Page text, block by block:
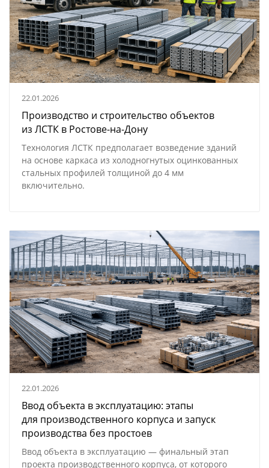
22.01.2026
Производство и строительство объектов
из ЛСТК в Ростове-на-Дону
Технология ЛСТК предполагает возведение зданий
на основе каркаса из холодногнутых оцинкованных
стальных профилей толщиной до 4 мм
включительно.
22.01.2026
Ввод объекта в эксплуатацию: этапы
для производственного корпуса и запуск
производства без простоев
Ввод объекта в эксплуатацию — финальный этап
проекта производственного корпуса, от которого